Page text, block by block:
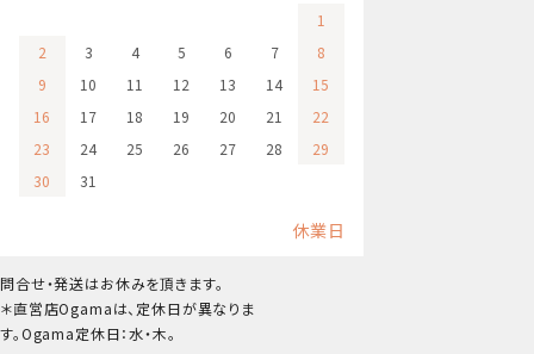
1
2
3 4 5 6 7
8
9
10 11 12 13 14
15
16
17 18 19 20 21
22
23
24 25 26 27 28
29
30
31
休業日
問合せ・発送はお休みを頂きます。
＊直営店Ogamaは、定休日が異なりま
す。Ogama定休日：水・木。